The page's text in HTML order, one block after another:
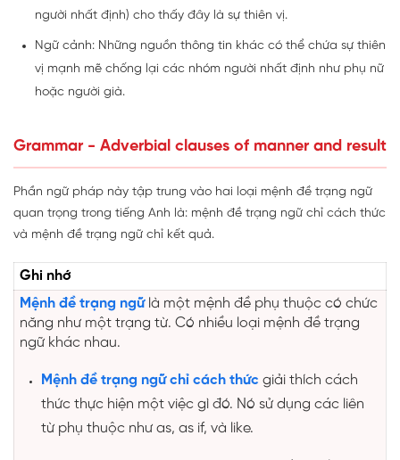
người nhất định) cho thấy đây là sự thiên vị.
Ngữ cảnh: Những nguồn thông tin khác có thể chứa sự thiên
vị mạnh mẽ chống lại các nhóm người nhất định như phụ nữ
hoặc người già.
Grammar - Adverbial clauses of manner and result
Phần ngữ pháp này tập trung vào hai loại mệnh đề trạng ngữ
quan trọng trong tiếng Anh là: mệnh đề trạng ngữ chỉ cách thức
và mệnh đề trạng ngữ chỉ kết quả.
Ghi nhớ
Mệnh đề trạng ngữlà một mệnh đề phụ thuộc có chức
năng như một trạng từ. Có nhiều loại mệnh đề trạng
ngữ khác nhau.
Mệnh đề trạng ngữ chỉ cách thức giải thích cách
thức thực hiện một việc gì đó. Nó sử dụng các liên
từ phụ thuộc như as, as if, và like.